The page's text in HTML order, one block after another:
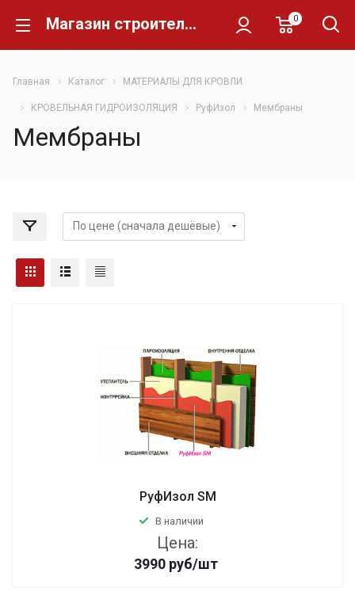
Магазин строительных материалов Склад Кирпича 0
Главная Каталог МАТЕРИАЛЫ ДЛЯ КРОВЛИ
КРОВЕЛЬНАЯ ГИДРОИЗОЛЯЦИЯ РуфИзол Мембраны
Мембраны
РуфИзол SM
В наличии
Цена:
3990 руб/шт